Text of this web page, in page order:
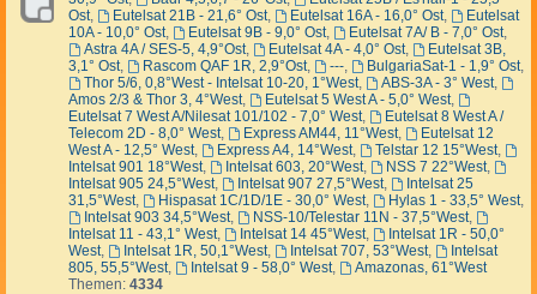
Ost, Eutelsat 21B - 21,6° Ost, Eutelsat 16A - 16,0° Ost,
Eutelsat
10A - 10,0° Ost, Eutelsat 9B - 9,0° Ost, Eutelsat 7A/ B - 7,0° Ost,
Astra 4A / SES-5, 4,9°Ost, Eutelsat 4A - 4,0° Ost,
Eutelsat 3B,
3,1° Ost, Rascom QAF 1R, 2,9°Ost, ---, BulgariaSat-1 - 1,9° Ost,
Thor 5/6, 0,8°West - Intelsat 10-20, 1°West, ABS-3A - 3° West,
Amos 2/3 & Thor 3, 4°West, Eutelsat 5 West A - 5,0° West,
Eutelsat 7 West A/Nilesat 101/102 - 7,0° West,
Eutelsat 8 West A /
Telecom 2D - 8,0° West, Express AM44, 11°West,
Eutelsat 12
West A - 12,5° West, Express A4, 14°West, Telstar 12 15°West,
Intelsat 901 18°West, Intelsat 603, 20°West, NSS 7 22°West,
Intelsat 905 24,5°West, Intelsat 907 27,5°West,
Intelsat 25
31,5°West, Hispasat 1C/1D/1E - 30,0° West, Hylas 1 - 33,5° West,
Intelsat 903 34,5°West, NSS-10/Telestar 11N - 37,5°West,
Intelsat 11 - 43,1° West, Intelsat 14 45°West,
Intelsat 1R - 50,0°
West, Intelsat 1R, 50,1°West, Intelsat 707, 53°West,
Intelsat
805, 55,5°West, Intelsat 9 - 58,0° West,
Amazonas, 61°West
Themen: 4334